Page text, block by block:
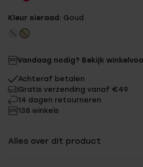
Kleur sieraad: Goud
Vandaag nodig? Bekijk
Achteraf betalen
Gratis verzending vanaf €49
14 dagen retourneren
138 winkels
Alles over dit product